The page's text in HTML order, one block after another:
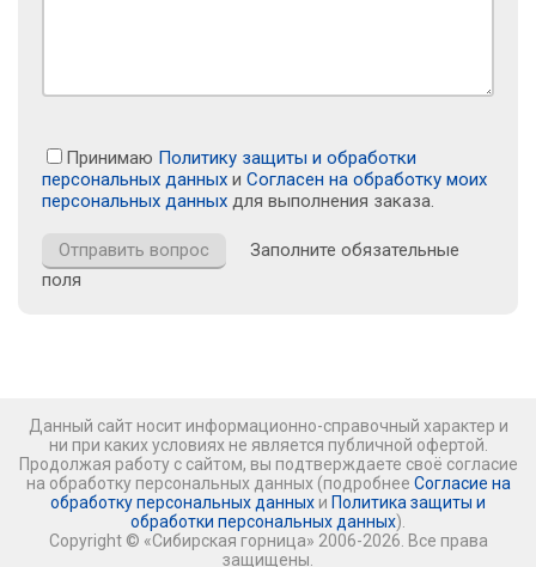
Принимаю Политику защиты и обработки
персональных данных и Согласен на обработку моих
персональных данных для выполнения заказа.
Заполните обязательные
поля
Данный сайт носит информационно-справочный характер и
ни при каких условиях не является публичной офертой.
Продолжая работу с сайтом, вы подтверждаете своё согласие
на обработку персональных данных (подробнее Согласие на
обработку персональных данных и Политика защиты и
обработки персональных данных).
Copyright © «Сибирская горница» 2006-2026. Все права
защищены.